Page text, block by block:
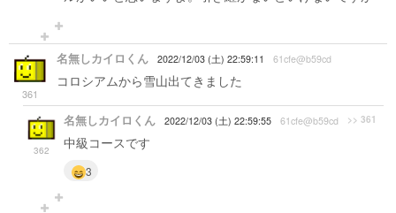
361
名無しカイロくん 2022/12/03 (土) 22:59:11 61cfe@b59cd
コロシアムから雪山出てきました
362
名無しカイロくん 2022/12/03 (土) 22:59:55 61cfe@b59cd >> 361
中級コースです
3